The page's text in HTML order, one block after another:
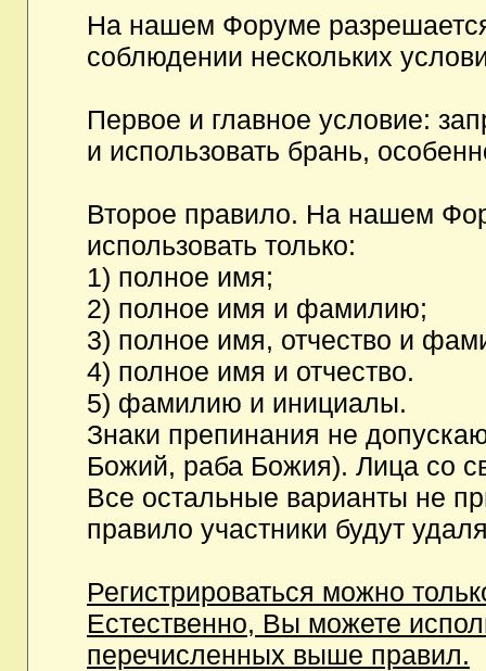
На нашем Форуме
соблюдении нескольких
Первое и главное условие:
и использовать брань,
Второе правило. На нашем
использовать только:
1) полное имя;
2) полное имя и фамилию;
3) полное имя, отчество и
4) полное имя и отчество.
5) фамилию и инициалы.
Знаки препинания не
Божий, раба Божия). Лица со
Все остальные варианты не
правило участники будут
Регистрироваться можно
Естественно, Вы можете
перечисленных выше правил.